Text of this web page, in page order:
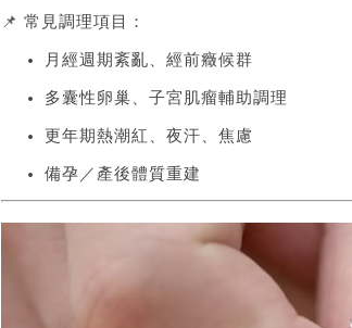
📌 常見調理項目：
月經週期紊亂、經前癥候群
多囊性卵巢、子宮肌瘤輔助調理
更年期熱潮紅、夜汗、焦慮
備孕／產後體質重建